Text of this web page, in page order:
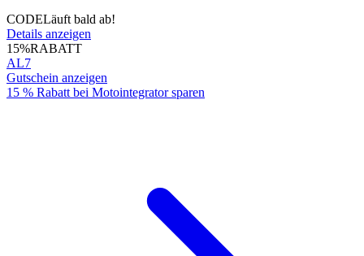
CODELäuft bald ab!
Details anzeigen
15%RABATT
AL7
Gutschein anzeigen
15 % Rabatt bei Motointegrator sparen